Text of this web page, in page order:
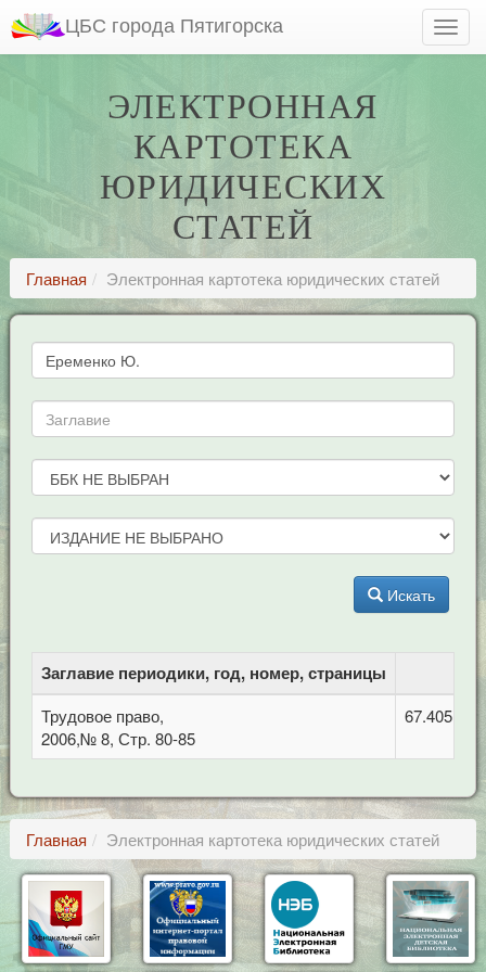
ЦБС города Пятигорска
ЭЛЕКТРОННАЯ
КАРТОТЕКА
ЮРИДИЧЕСКИХ
СТАТЕЙ
Главная Электронная картотека юридических статей
Искать
Заглавие периодики, год, номер, страницы
Трудовое право,
2006,№ 8, Стр. 80-85
67.405
Главная Электронная картотека юридических статей